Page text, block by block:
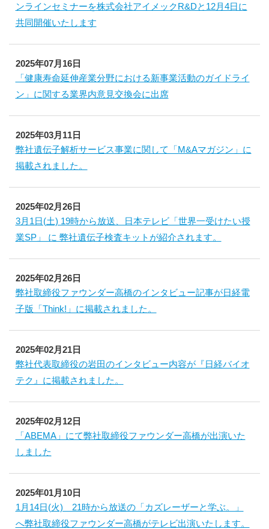
ンラインセミナーを株式会社アイメックR&Dと12月4日に
共同開催いたします
2025年07月16日
「健康寿命延伸産業分野における新事業活動のガイドライ
ン」に関する業界内意見交換会に出席
2025年03月11日
弊社遺伝子解析サービス事業に関して「M&Aマガジン」に
掲載されました。
2025年02月26日
3月1日(土) 19時から放送、日本テレビ「世界一受けたい授
業SP」 に 弊社遺伝子検査キットが紹介されます。
2025年02月26日
弊社取締役ファウンダー高橋のインタビュー記事が日経電
子版「Think!」に掲載されました。
2025年02月21日
弊社代表取締役の岩田のインタビュー内容が『日経バイオ
テク』に掲載されました。
2025年02月12日
「ABEMA」にて弊社取締役ファウンダー高橋が出演いた
しました
2025年01月10日
1月14日(火) 21時から放送の「カズレーザーと学ぶ。」
へ弊社取締役ファウンダー高橋がテレビ出演いたします。